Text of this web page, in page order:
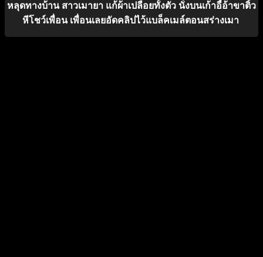
หลุดทางบ้าน สาวเมายา แก้ผ้าเปลือยทั้งตัว นั่งบนเก้าอี้อ้าขาติ้ว
หีโชว์เพื่อน เพื่อนเลยอัดคลิปไว้แบล็คเมล์ตอนสร่างเมา